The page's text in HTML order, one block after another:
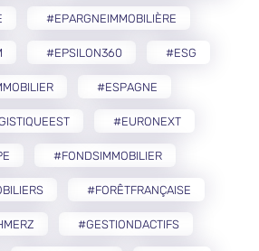
#EPARGNEIMMOBILIÈRE
#EPSILON360 #ESG
#ESPAGNE
#EURONEXT
#FONDSIMMOBILIER
#FORÊTFRANÇAISE
#GESTIONDACTIFS